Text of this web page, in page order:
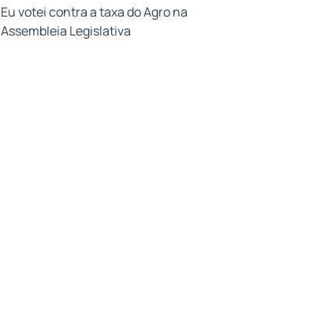
Eu votei contra a taxa do Agro na
Assembleia Legislativa